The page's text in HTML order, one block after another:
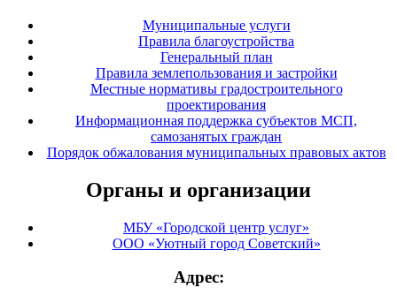
Муниципальные услуги
Правила благоустройства
Генеральный план
Правила землепользования и застройки
Местные нормативы градостроительного
проектирования
Информационная поддержка субъектов МСП,
самозанятых граждан
Порядок обжалования муниципальных правовых актов
Органы и организации
МБУ «Городской центр услуг»
ООО «Уютный город Советский»
Адрес: